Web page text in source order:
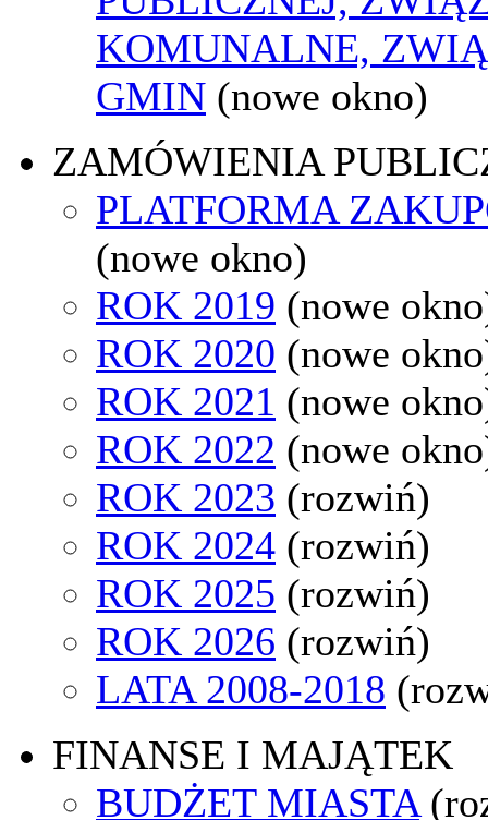
KOMUNALNE,
GMIN (nowe okno)
ZAMÓWIENIA
PLATFORMA
(nowe okno)
ROK 2019 (nowe
ROK 2020 (nowe
ROK 2021 (nowe
ROK 2022 (nowe
ROK 2023 (rozwiń)
ROK 2024 (rozwiń)
ROK 2025 (rozwiń)
ROK 2026 (rozwiń)
LATA 2008-2018
FINANSE I MAJĄTEK
BUDŻET MIASTA